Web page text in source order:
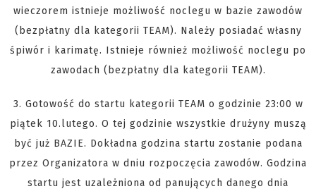
wieczorem istnieje możliwość noclegu w bazie zawodów
(bezpłatny dla kategorii TEAM). Należy posiadać własny
śpiwór i karimatę. Istnieje również możliwość noclegu po
zawodach (bezpłatny dla kategorii TEAM).
3. Gotowość do startu kategorii TEAM o godzinie 23:00 w
piątek 10.lutego. O tej godzinie wszystkie drużyny muszą
być już BAZIE. Dokładna godzina startu zostanie podana
przez Organizatora w dniu rozpoczęcia zawodów. Godzina
startu jest uzależniona od panujących danego dnia